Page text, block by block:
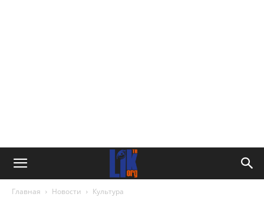
Главная Новости Культура